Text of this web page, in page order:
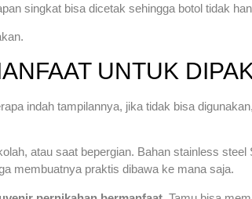
singkat bisa dicetak sehingga botol tidak
UNTUK
indah tampilannya, jika tidak bisa
atau saat bepergian. Bahan stainless
membuatnya praktis dibawa ke mana saja.